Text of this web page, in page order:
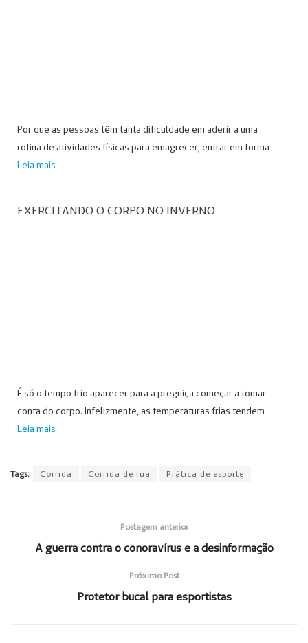
Por que as pessoas têm tanta dificuldade em aderir a uma
rotina de atividades físicas para emagrecer, entrar em forma
Leia mais
EXERCITANDO O CORPO NO INVERNO
É só o tempo frio aparecer para a preguiça começar a tomar
conta do corpo. Infelizmente, as temperaturas frias tendem
Leia mais
Tags: Corrida Corrida de rua Prática de esporte
Postagem anterior
A guerra contra o conoravírus e a desinformação
Próximo Post
Protetor bucal para esportistas